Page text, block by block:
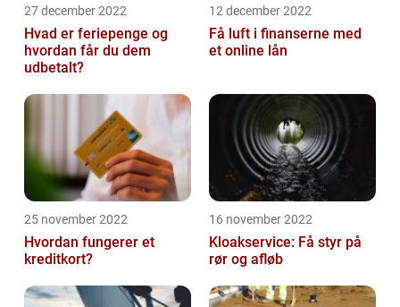
27 december 2022
Hvad er feriepenge og
hvordan får du dem
udbetalt?
12 december 2022
Få luft i finanserne med
et online lån
25 november 2022
Hvordan fungerer et
kreditkort?
16 november 2022
Kloakservice: Få styr på
rør og afløb